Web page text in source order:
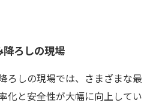
降ろしの現場
ろしの現場では、さまざまな最
化と安全性が大幅に向上してい